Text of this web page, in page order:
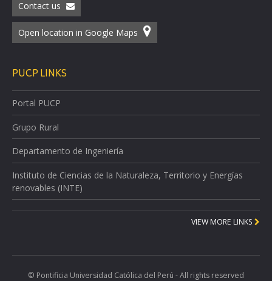
Contact us
Open location in Google Maps
PUCP LINKS
Portal PUCP
Grupo Rural
Departamento de Ingeniería
Instituto de Ciencias de la Naturaleza, Territorio y Energías
renovables (INTE)
VIEW MORE LINKS
© Pontificia Universidad Católica del Perú - All rights reserved